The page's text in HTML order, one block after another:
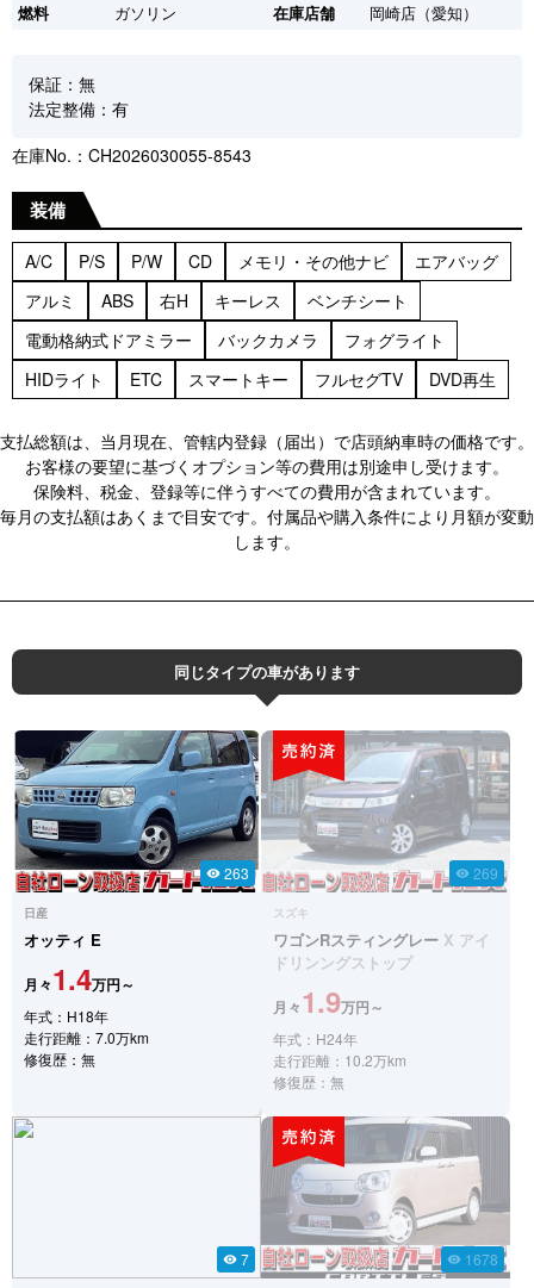
燃料
ガソリン 在庫店舗 岡崎店（愛知）
保証：無
法定整備：有
在庫No.：CH2026030055-8543
装備
A/C P/S P/W CD メモリ・その他ナビ
エアバッグ
アルミ
ABS 右H キーレス
ベンチシート
電動格納式ドアミラー
バックカメラ
フォグライト
HIDライト
ETC スマートキー フルセグTV DVD再生
支払総額は、当月現在、管轄内登録（届出）で店頭納車時の価格です。
お客様の要望に基づくオプション等の費用は別途申し受けます。
保険料、税金、登録等に伴うすべての費用が含まれています。
毎月の支払額はあくまで目安です。付属品や購入条件により月額が変動
します。
同じタイプの車があります
visibility 263
日産
オッティ E
月々1.4万円～
年式：H18年
走行距離：7.0万km
修復歴：無
visibility 269
スズキ
ワゴンRスティングレー X アイ
ドリンングストップ
月々1.9万円～
年式：H24年
走行距離：10.2万km
修復歴：無
visibility 7 visibility 1678